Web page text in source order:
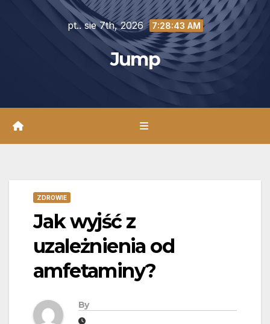
pt.. sie 7th, 2026 7:28:45 AM
Jump
ZDROWIE
Jak wyjść z
uzależnienia od
amfetaminy?
By